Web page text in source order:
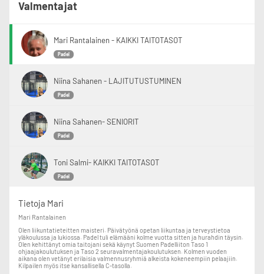
Valmentajat
Mari Rantalainen - KAIKKI TAITOTASOT
Padel
Niina Sahanen - LAJITUTUSTUMINEN
Padel
Niina Sahanen- SENIORIT
Padel
Toni Salmi- KAIKKI TAITOTASOT
Padel
Tietoja Mari
Mari Rantalainen
Olen liikuntatieteitten maisteri. Päivätyönä opetan liikuntaa ja terveystietoa
yläkoulussa ja lukiossa. Padel tuli elämääni kolme vuotta sitten ja hurahdin täysin.
Olen kehittänyt omia taitojani sekä käynyt Suomen Padelliiton Taso 1
ohjaajakoulutuksen ja Taso 2 seuravalmentajakoulutuksen. Kolmen vuoden
aikana olen vetänyt erilaisia valmennusryhmiä alkeista kokeneempiin pelaajiin.
Kilpailen myös itse kansallisella C-tasolla.